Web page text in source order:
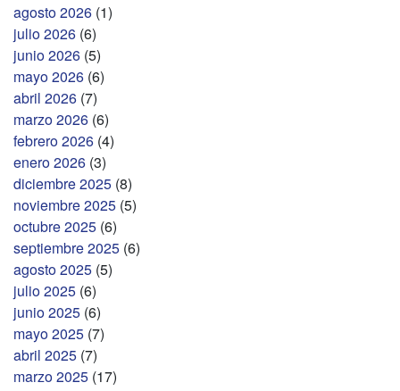
agosto 2026 (1)
julio 2026 (6)
junio 2026 (5)
mayo 2026 (6)
abril 2026 (7)
marzo 2026 (6)
febrero 2026 (4)
enero 2026 (3)
diciembre 2025 (8)
noviembre 2025 (5)
octubre 2025 (6)
septiembre 2025 (6)
agosto 2025 (5)
julio 2025 (6)
junio 2025 (6)
mayo 2025 (7)
abril 2025 (7)
marzo 2025 (17)